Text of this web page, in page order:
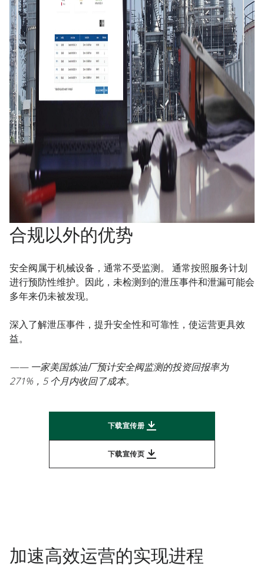
合规以外的优势
安全阀属于机械设备，通常不受监测。 通常按照服务计划
进行预防性维护。因此，未检测到的泄压事件和泄漏可能会
多年来仍未被发现。
深入了解泄压事件，提升安全性和可靠性，使运营更具效
益。
—— 一家美国炼油厂预计安全阀监测的投资回报率为
271%，5 个月内收回了成本。
下载宣传册
下载宣传页
加速高效运营的实现进程